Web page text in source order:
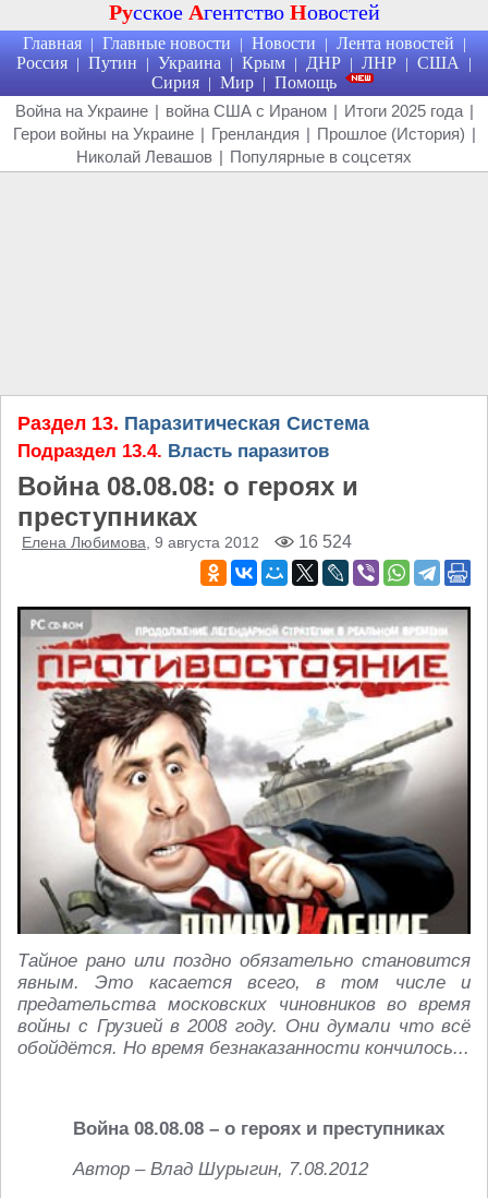
Русское Агентство Новостей
Главная | Главные новости | Новости | Лента новостей |
Россия | Путин | Украина | Крым | ДНР | ЛНР | США |
Сирия | Мир | Помощь
Война на Украине | война США с Ираном | Итоги 2025 года |
Герои войны на Украине | Гренландия | Прошлое (История) |
Николай Левашов | Популярные в соцсетях
Раздел 13. Паразитическая Система
Подраздел 13.4. Власть паразитов
Война 08.08.08: о героях и
преступниках
Елена Любимова , 9 августа 2012 16 524
Тайное рано или поздно обязательно становится
явным. Это касается всего, в том числе и
предательства московских чиновников во время
войны с Грузией в 2008 году. Они думали что всё
обойдётся. Но время безнаказанности кончилось...
Война 08.08.08 – о героях и преступниках
Автор – Влад Шурыгин, 7.08.2012